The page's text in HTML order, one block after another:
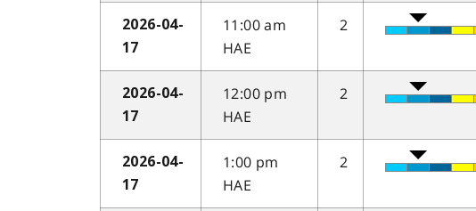
2026-04-
17
11:00 am
HAE
2
2026-04-
17
12:00 pm
HAE
2
2026-04-
17
1:00 pm
HAE
2